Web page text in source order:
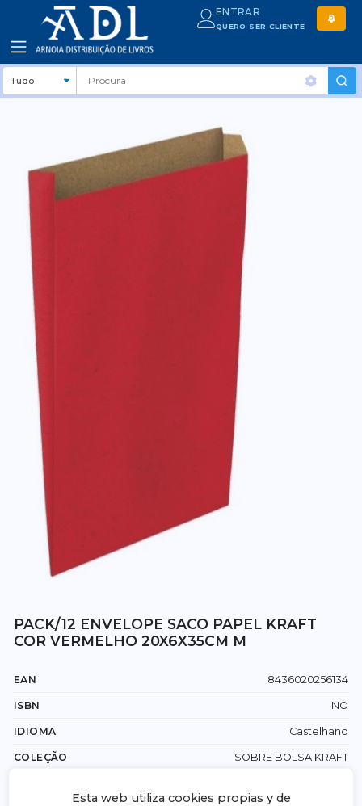
Esta web utiliza cookies propias y de
ENTRAR
QUERO SER CLIENTE
PACK/12 ENVELOPE SACO PAPEL KRAFT
COR VERMELHO 20X6X35CM M
EAN 8436020256134
ISBN NO
IDIOMA Castelhano
COLEÇÃO SOBRE BOLSA KRAFT